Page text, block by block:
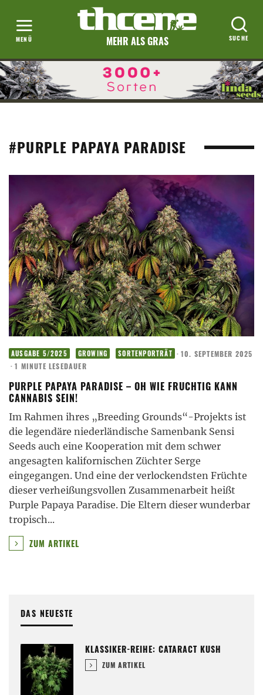
MEHR ALS GRAS
#PURPLE PAPAYA PARADISE
AUSGABE 5/2025 GROWING SORTENPORTRÄT · 10. SEPTEMBER 2025
· 1 MINUTE LESEDAUER
PURPLE PAPAYA PARADISE – OH WIE FRUCHTIG KANN
CANNABIS SEIN!
Im Rahmen ihres „Breeding Grounds“-Projekts ist
die legendäre niederländische Samenbank Sensi
Seeds auch eine Kooperation mit dem schwer
angesagten kalifornischen Züchter Serge
eingegangen. Und eine der verlockendsten Früchte
dieser verheißungsvollen Zusammenarbeit heißt
Purple Papaya Paradise. Die Eltern dieser wunderbar
tropisch...
ZUM ARTIKEL
DAS NEUESTE
KLASSIKER-REIHE: CATARACT KUSH
ZUM ARTIKEL